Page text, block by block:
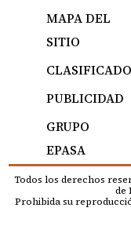
MAPA DEL
SITIO
PUBLICIDAD
GRUPO
EPASA
Todos los derechos
de
Prohibida su